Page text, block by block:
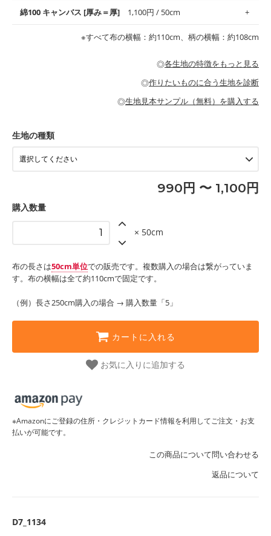
・布団カバーなどの寝具、カーテン
・スタイ、おくるみなどのベビーグッズ
・ブラウス、チュニック、ワンピースなどの洋服
・パジャマなどの寝具
・ブラウス、シャツ、チュニックなどのトップス
コットン75％リネン25％の当店のビエラ生地は、オックス生地よ
りもふんわりとした柔らかい質感と適度な落ち感を感じられるの
綾織りの生地です。しっかりとした張りと厚みがありながらも柔
らかいのが特徴です。生地の厚みは中厚手です。1枚でも透け感
・レッスンバッグ、上履き袋などの通園通学グッズ
・カーテン、エプロン、テーブルクロスなどの暮らしのアイテム
・パンツ、タックスカートなどのボトムス
もっと詳しく見る
綿100 キャンバス [厚み＝厚] 1,100円 / 50cm
当店のキャンバス生地は、11号帆布相当の厚みです。 丈夫で高い
耐久性があります。トートバッグ・ポーチ・ペンケースなどの布
小物、インテリア用品に向いています。
・工作用エプロン
もっと詳しく見る
※すべて布の横幅：約110cm、柄の横幅：約108cm
◎各生地の特徴をもっと見る
◎作りたいものに合う生地を診断
◎生地見本サンプル（無料）を購入する
生地の種類
990円 〜 1,100円
購入数量
× 50cm
布の長さは50cm単位での販売です。複数購入の場合は繋がっていま
す。布の横幅は全て約110cmで固定です。
（例）長さ250cm購入の場合 → 購入数量「5」
カートに入れる
お気に入りに追加する
※Amazonにご登録の住所・クレジットカード情報を利用してご注文・お支
払いが可能です。
この商品について問い合わせる
返品について
D7_1134